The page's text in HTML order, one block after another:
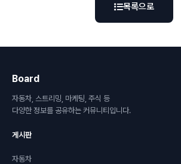
목록으로
Board
자동차, 스트리밍, 마케팅, 주식 등
다양한 정보를 공유하는 커뮤니티입니다.
게시판
자동차